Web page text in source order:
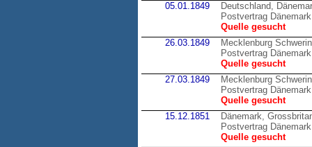
05.01.1849
Deutschland,
Postvertrag
Quelle gesucht
26.03.1849
Mecklenburg
Postvertrag
Quelle gesucht
27.03.1849
Mecklenburg
Postvertrag
Quelle gesucht
15.12.1851
Dänemark,
Postvertrag
Quelle gesucht